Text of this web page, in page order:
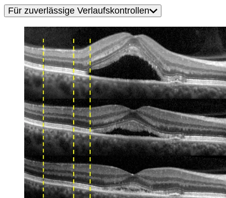
Für zuverlässige Verlaufskontrollen